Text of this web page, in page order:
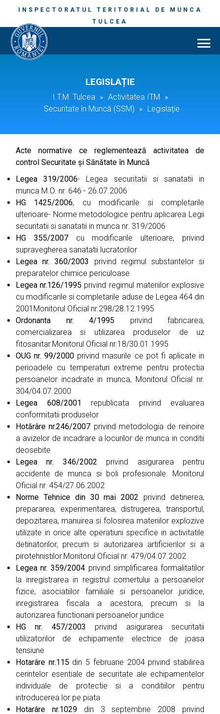
INSPECTORATUL TERITORIAL DE MUNCA
TULCEA
LEGISLAȚIE
I.T.M. Tulcea » Activitatea ITM »
Securitate în Muncă (SSM) » Legislație
Acte normative ce reglementează activitatea de
control Securitate şi Sănătate în Muncă
Legea 319/2006- Legea securitatii si sanatatii in
munca M.O. nr. 646 - 26.07.2006
HG 1425/2006, cu modificarile si completarile
ulterioare- Norme metodologice pentru aplicarea Legii
securitatii si sanatatii in munca nr. 319/2006
HG 355/2007cu modificarile ulterioare, privind
supravegherea sanatatii lucratorilor
Legea nr. 360/2003
privind regimul substantelor si
preparatelor chimice periculoase
Legea nr.126/1995 privind regimul materiilor explosive
cu modificarile si completarile aduse de Legea 464 din
2001Monitorul Oficial nr.298/28.12.1995
Ordonanta nr. 4/1995 privind fabricarea,
comercializarea si utilizarea produselor de uz
fitosanitar.Monitorul Oficial nr.18/30.01.1995
OUG nr. 99/2000 privind masurile ce pot fi aplicate in
perioadele cu temperaturi extreme pentru protectia
persoanelor incadrate in munca, Monitorul Oficial nr.
304/04.07.2000
Legea 608/2001 republicata privind evaluarea
conformitatii produselor
Hotărâre nr.246/2007 privind metodologia de reinoire
a avizelor de incadrare a locurilor de munca in conditii
deosebite
Legea nr. 346/2002 privind asigurarea pentru
accidente de munca si boli profesionale. Monitorul
Oficial nr. 454/27.06.2002
Norme Tehnice din 30 mai 2002 privind detinerea,
prepararea, experimentarea, distrugerea, transportul,
depozitarea, manuirea si folosirea materiilor explozive
utilizate in orice alte operatiuni specifice in activitatile
detinatorilor, precum si autorizarea artificierilor si a
pirotehnistilor.Monitorul Oficial nr. 479/04.07.2002
Legea nr. 359/2004 privind simplificarea formalitatilor
la inregistrarea in registrul comertului a persoanelor
fizice, asociatiilor familiale si persoanelor juridice,
inregistrarea fiscala a acestora, precum si la
autorizarea functionarii persoanelor juridice
HG nr. 457/2003 privind asigurarea securitatii
utilizatorilor de echipamente electrice de joasa
tensiune
Hotarâre nr.115 din 5 februarie 2004 privind stabilirea
cerintelor esentiale de securitate ale echipamentelor
individuale de protectie si a conditiilor pentru
introducerea lor pe piata
Hotarâre nr.1029din 3 septembrie 2008 privind